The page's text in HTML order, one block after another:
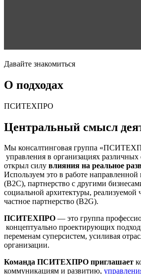
Давайте знакомиться
О подходах
ПСИТЕХПРО
Центральный смысл
Мы консалтинговая группа
управления в организациях
открыл силу влияния на реальное
Используем это в работе
(B2C), партнерство с другими
социальной архитектуры, реализуемой
частное партнерство (B2G).
ПСИТЕХПРО — это группа
концептуально проектирующих
переменам суперсистем, усиливая
организации.
Команда ПСИТЕХПРО приглашает
коммуникациям и развитию,